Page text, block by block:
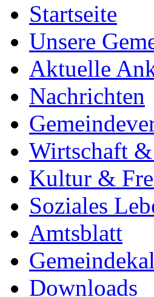
Startseite
Unsere
Aktuelle
Nachrichten
Wirtschaft
Kultur &
Soziales
Amtsblatt
Downloads